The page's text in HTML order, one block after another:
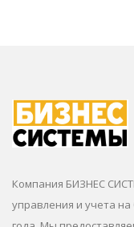
Компания БИЗНЕС
управления и учета